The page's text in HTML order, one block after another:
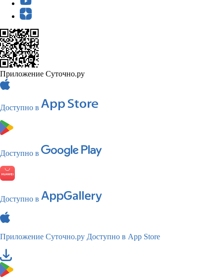
Приложение Суточно.ру
Доступно в
Доступно в
Доступно в
Приложение Суточно.ру Доступно в App Store